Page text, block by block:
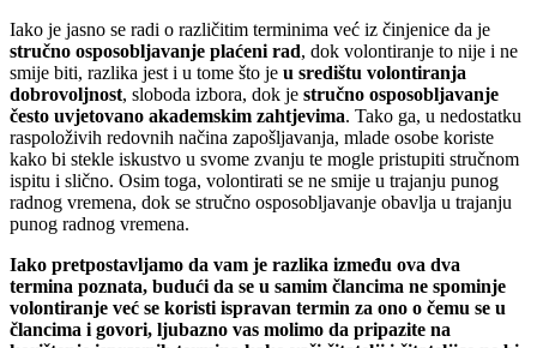
Iako je jasno se radi o različitim terminima već iz činjenice da je
stručno osposobljavanje plaćeni rad, dok volontiranje to nije i ne
smije biti, razlika jest i u tome što je u središtu volontiranja
dobrovoljnost, sloboda izbora, dok je stručno osposobljavanje
često uvjetovano akademskim zahtjevima. Tako ga, u nedostatku
raspoloživih redovnih načina zapošljavanja, mlade osobe koriste
kako bi stekle iskustvo u svome zvanju te mogle pristupiti stručnom
ispitu i slično. Osim toga, volontirati se ne smije u trajanju punog
radnog vremena, dok se stručno osposobljavanje obavlja u trajanju
punog radnog vremena.
Iako pretpostavljamo da vam je razlika između ova dva
termina poznata, budući da se u samim člancima ne spominje
volontiranje već se koristi ispravan termin za ono o čemu se u
člancima i govori, ljubazno vas molimo da pripazite na